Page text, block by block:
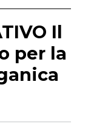
Il
per la